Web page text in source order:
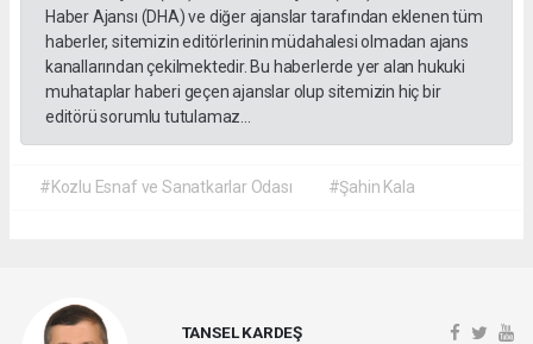
Haber Ajansı (DHA) ve diğer ajanslar tarafından eklenen tüm
haberler, sitemizin editörlerinin müdahalesi olmadan ajans
kanallarından çekilmektedir. Bu haberlerde yer alan hukuki
muhataplar haberi geçen ajanslar olup sitemizin hiç bir
editörü sorumlu tutulamaz...
#Kozlu Esnaf ve Sanatkarlar Odası #Şahin Kala
TANSEL KARDEŞ